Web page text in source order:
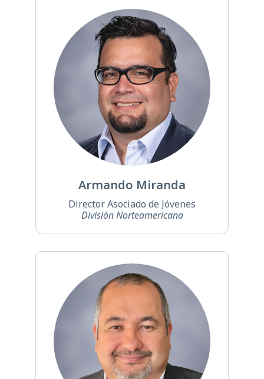
Armando Miranda
Director Asociado de Jóvenes
División Norteamericana